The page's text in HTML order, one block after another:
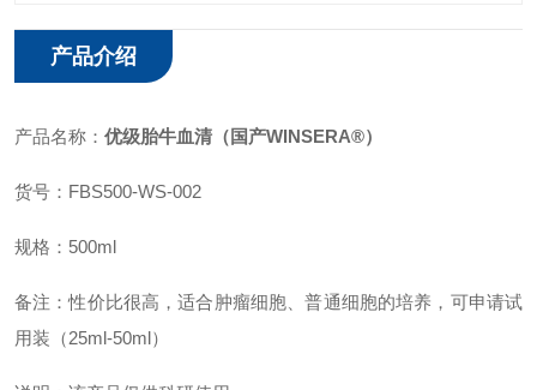
产品介绍
产品名称： 优级胎牛血清（国产WINSERA®）
货号：FBS500-WS-002
规格：500ml
备注：性价比很高 ，适合肿瘤细胞、普通细胞的培养，可申请试
用装（25ml-50ml）